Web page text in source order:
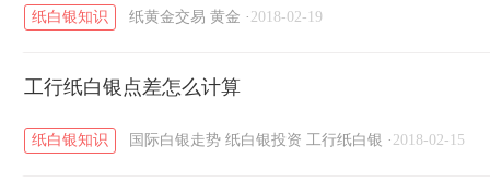
纸白银知识 纸黄金交易 黄金 · 2018-02-19
工行纸白银点差怎么计算
纸白银知识 国际白银走势 纸白银投资 工行纸白银 · 2018-02-15